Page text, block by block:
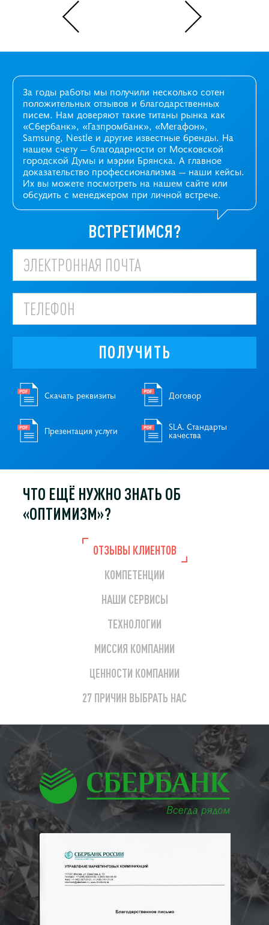
За годы работы мы получили несколько сотен
положительных отзывов и благодарственных
писем. Нам доверяют такие титаны рынка как
«Сбербанк», «Газпромбанк», «Мегафон»,
Samsung, Nestle и другие известные бренды. На
нашем счету — благодарности от Московской
городской Думы и мэрии Брянска. А главное
доказательство профессионализма — наши кейсы.
Их вы можете посмотреть на нашем сайте или
обсудить с менеджером при личной встрече.
ВСТРЕТИМСЯ?
ПОЛУЧИТЬ
Скачать реквизиты Договор
Презентация услуги SLA. Стандарты
качества
ЧТО ЕЩЁ НУЖНОЗНАТЬ ОБ
«ОПТИМИЗМ»?
ОТЗЫВЫ КЛИЕНТОВ
КОМПЕТЕНЦИИ
НАШИ СЕРВИСЫ
ТЕХНОЛОГИИ
МИССИЯ КОМПАНИИ
ЦЕННОСТИ КОМПАНИИ
27 ПРИЧИН ВЫБРАТЬ НАС